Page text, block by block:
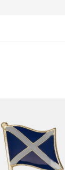
the traditional
the day,